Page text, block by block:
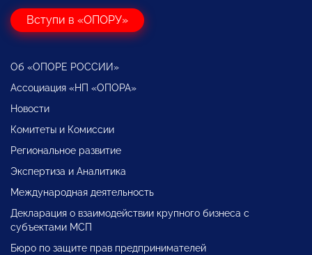
Вступи в «ОПОРУ»
Об «ОПОРЕ РОССИИ»
Ассоциация «НП «ОПОРА»
Новости
Комитеты и Комиссии
Региональное развитие
Экспертиза и Аналитика
Международная деятельность
Декларация о взаимодействии крупного бизнеса с
субъектами МСП
Бюро по защите прав предпринимателей